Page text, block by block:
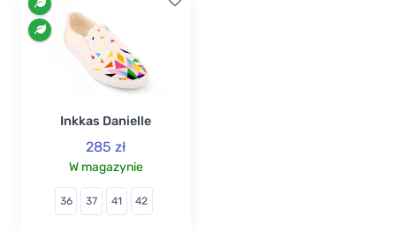
Inkkas Danielle
285 zł
W magazynie
36 37 41 42